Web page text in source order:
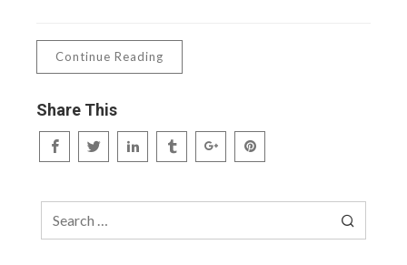
Continue Reading
Share This